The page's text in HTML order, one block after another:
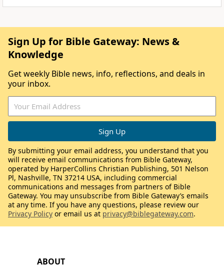
ABOUT
Sign Up for Bible Gateway: News &
Knowledge
Get weekly Bible news, info, reflections, and deals in
your inbox.
By submitting your email address, you understand that you
will receive email communications from Bible Gateway,
operated by HarperCollins Christian Publishing, 501 Nelson
Pl, Nashville, TN 37214 USA, including commercial
communications and messages from partners of Bible
Gateway. You may unsubscribe from Bible Gateway’s emails
at any time. If you have any questions, please review our
Privacy Policy or email us at privacy@biblegateway.com.